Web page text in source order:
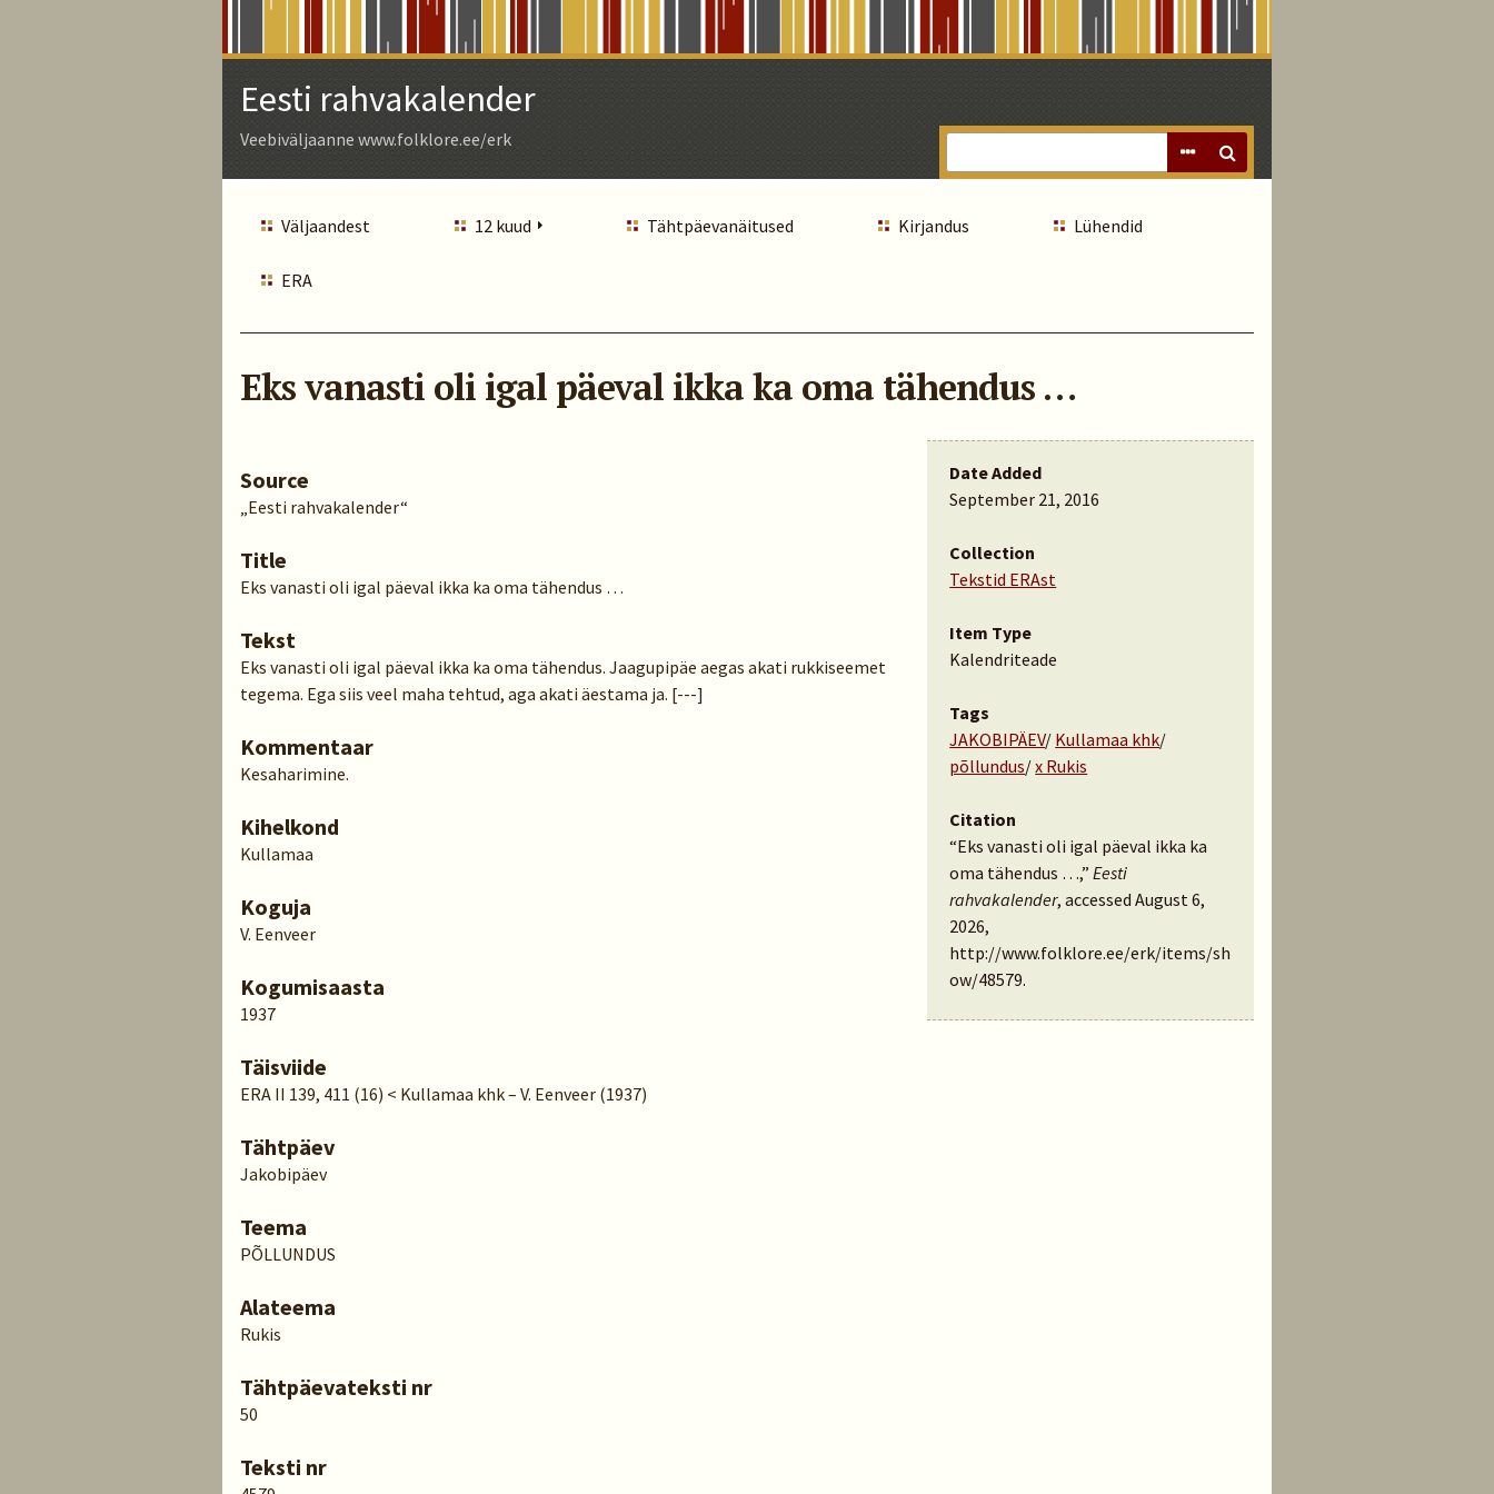
Eesti rahvakalender
Veebiväljaanne www.folklore.ee/erk
Väljaandest 12 kuud Tähtpäevanäitused Kirjandus Lühendid
ERA
Eks vanasti oli igal päeval ikka ka oma tähendus …
Source
„Eesti rahvakalender“
Title
Eks vanasti oli igal päeval ikka ka oma tähendus …
Tekst
Eks vanasti oli igal päeval ikka ka oma tähendus. Jaagupipäe aegas akati rukkiseemet
tegema. Ega siis veel maha tehtud, aga akati äestama ja. [---]
Kommentaar
Kesaharimine.
Kihelkond
Kullamaa
Koguja
V. Eenveer
Kogumisaasta
1937
Täisviide
ERA II 139, 411 (16) < Kullamaa khk – V. Eenveer (1937)
Tähtpäev
Jakobipäev
Teema
PÕLLUNDUS
Alateema
Rukis
Tähtpäevateksti nr
50
Teksti nr
Date Added
September 21, 2016
Collection
Tekstid ERAst
Item Type
Kalendriteade
Tags
JAKOBIPÄEV/ Kullamaa khk/
põllundus/x Rukis
Citation
“Eks vanasti oli igal päeval ikka ka
oma tähendus …,”Eesti
rahvakalender, accessed August 6,
2026,
http://www.folklore.ee/erk/items/sh
ow/48579.